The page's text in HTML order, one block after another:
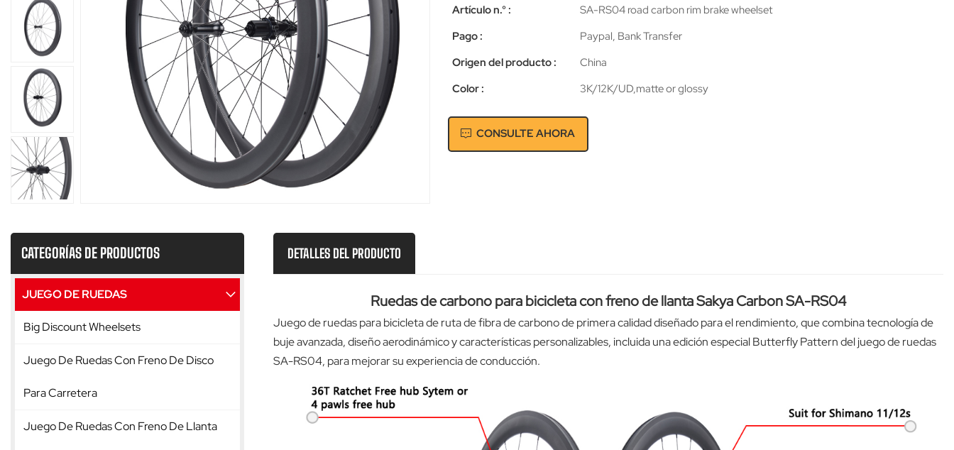
Artículo n.° :
SA-RS04 road carbon rim brake wheelset
Pago :
Paypal, Bank Transfer
Origen del producto :
China
Color :
3K/12K/UD,matte or glossy
CONSULTE AHORA
CATEGORÍAS DE PRODUCTOS
JUEGO DE RUEDAS
Big Discount Wheelsets
Juego De Ruedas Con Freno De Disco
Para Carretera
Juego De Ruedas Con Freno De Llanta
DETALLES DEL PRODUCTO
Ruedas de carbono para bicicleta con freno de llanta Sakya CarbonSA-RS04
Juego de ruedas para bicicleta de ruta de fibra de carbono de primera calidad diseñado para el rendimiento, que combina tecnología de
buje avanzada, diseño aerodinámico y características personalizables, incluida una edición especial Butterfly Pattern del juego de ruedas
SA-RS04, para mejorar su experiencia de conducción.